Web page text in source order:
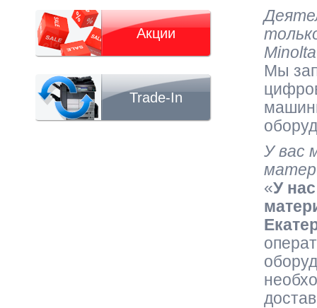
Мы
У вас
«У
Акции
Trade-In